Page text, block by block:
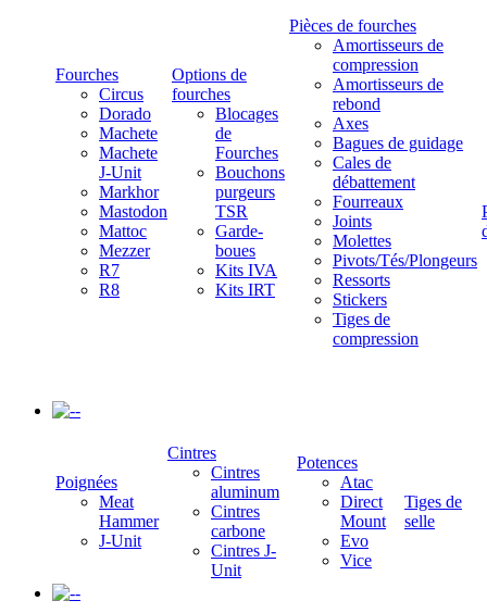
Fourches
Circus
Dorado
Machete
Machete
J-Unit
Markhor
Mastodon
Mattoc
Mezzer
R7
R8
Options de
fourches
Blocages
de
Fourches
Bouchons
purgeurs
TSR
Garde-
boues
Kits IVA
Kits IRT
Pièces de fourches
Amortisseurs de
compression
Amortisseurs de
rebond
Axes
Bagues de guidage
Cales de
débattement
Fourreaux
Joints
Molettes
Pivots/Tés/Plongeurs
Ressorts
Stickers
Tiges de
compression
-
Poignées
Meat
Hammer
J-Unit
Cintres
Cintres
aluminum
Cintres
carbone
Cintres J-
Unit
Potences
Atac
Direct
Mount
Evo
Vice
Tiges de
selle
-